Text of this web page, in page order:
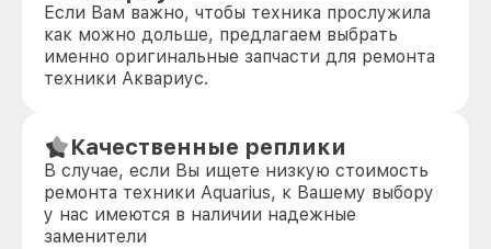
Если Вам важно, чтобы техника прослужила
как можно дольше, предлагаем выбрать
именно оригинальные запчасти для ремонта
техники Аквариус.
Качественные реплики
В случае, если Вы ищете низкую стоимость
ремонта техники Aquarius, к Вашему выбору
у нас имеются в наличии надежные
заменители